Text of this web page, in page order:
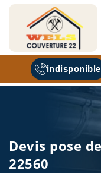
indisponible
Devis pose
22560